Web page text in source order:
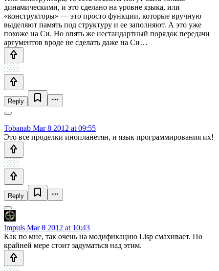
динамическими, и это сделано на уровне языка, или
«конструкторы» — это просто функции, которые вручную
выделяют память под структуру и ее заполняют. А это уже
похоже на Си. Но опять же нестандартный порядок передачи
аргументов вроде не сделать даже на Си…
Reply
Tobanab Mar 8 2012 at 09:55
Это все проделки инопланетян, и язык программирования их!
Reply
Impuls Mar 8 2012 at 10:43
Как по мне, так очень на модификацию Lisp смахивает. По
крайней мере стоит задуматься над этим.